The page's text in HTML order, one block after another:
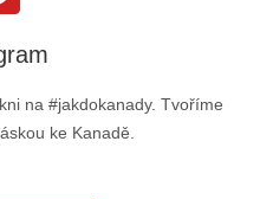
na #jakdokanady. Tvoříme
ke Kanadě.